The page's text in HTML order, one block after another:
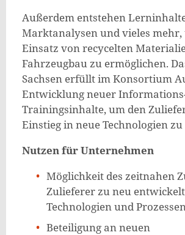
Außerdem entstehen
Marktanalysen und vieles mehr,
Einsatz von recycelten
Fahrzeugbau zu ermöglichen.
Sachsen erfüllt im Konsortium
Entwicklung neuer
Trainingsinhalte, um den
Einstieg in neue Technologien
Nutzen für Unternehmen
Möglichkeit des zeitnahen
Zulieferer zu neu
Technologien und
Beteiligung an neuen